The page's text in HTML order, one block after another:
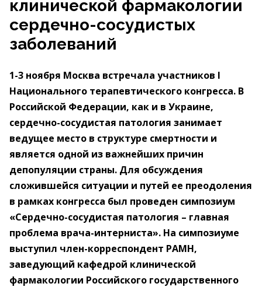
клинической фармакологии
сердечно-сосудистых
заболеваний
1-3 ноября Москва встречала участников I
Национального терапевтического конгресса. В
Российской Федерации, как и в Украине,
сердечно-сосудистая патология занимает
ведущее место в структуре смертности и
является одной из важнейших причин
депопуляции страны. Для обсуждения
сложившейся ситуации и путей ее преодоления
в рамках конгресса был проведен симпозиум
«Сердечно-сосудистая патология – главная
проблема врача-интерниста». На симпозиуме
выступил член-корреспондент РАМН,
заведующий кафедрой клинической
фармакологии Российского государственного